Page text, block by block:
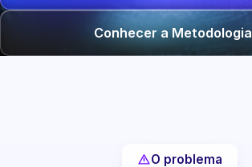
Conhecer a Metodologia
O problema